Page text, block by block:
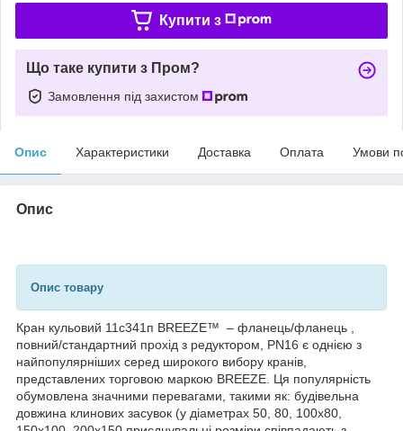
Купити з
Що таке купити з Пром?
Замовлення під захистом
Опис Характеристики Доставка Оплата Умови
Опис
Опис товару
Кран кульовий 11с341п BREEZE™ – фланець/фланець ,
повний/стандартний прохід з редуктором, PN16 є однією з
найпопулярніших серед широкого вибору кранів,
представлених торговою маркою BREEZE. Ця популярність
обумовлена значними перевагами, такими як: будівельна
довжина клинових засувок (у діаметрах 50, 80, 100х80,